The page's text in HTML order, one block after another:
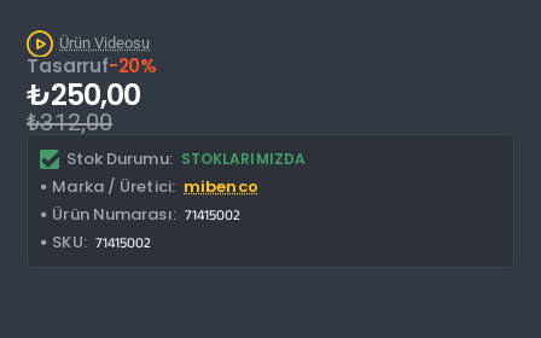
Ürün Videosu
Stok Durumu: STOKLARIMIZDA
Marka / Üretici: mibenco
Ürün Numarası: 71415002
SKU: 71415002
Tasarruf-20%
₺250,00
₺312,00